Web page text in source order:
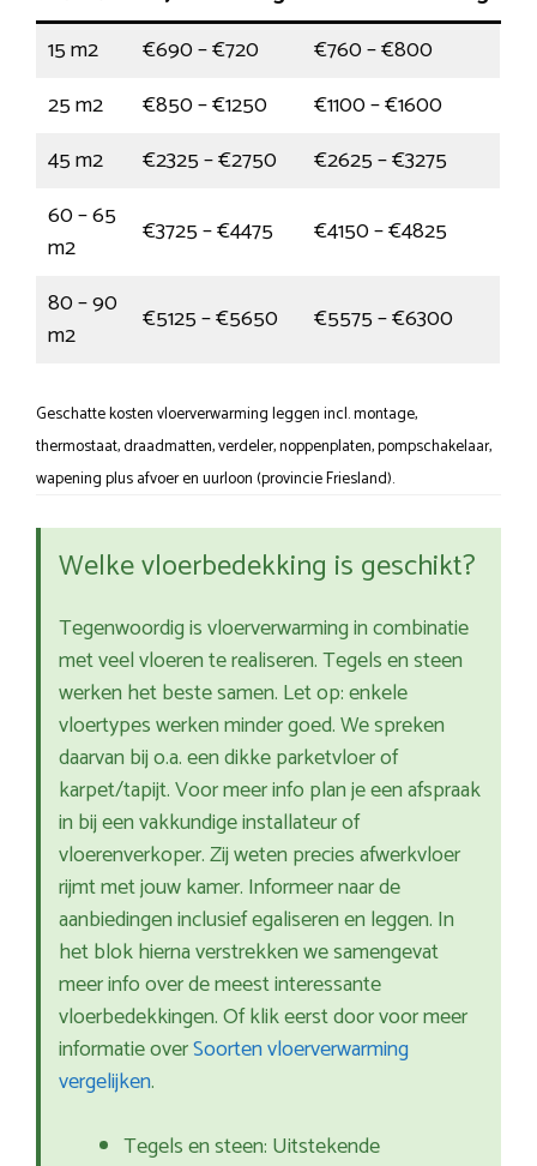
15 m2
€690 – €720
€760 – €800
25 m2
€850 – €1250
€1100 – €1600
45 m2
€2325 – €2750
€2625 – €3275
60 – 65
m2
€3725 – €4475
€4150 – €4825
80 – 90
m2
€5125 – €5650 €5575 – €6300
Geschatte kosten vloerverwarming leggen incl. montage,
thermostaat, draadmatten, verdeler, noppenplaten, pompschakelaar,
wapening plus afvoer en uurloon (provincie Friesland).
Welke vloerbedekking is geschikt?
Tegenwoordig is vloerverwarming in combinatie
met veel vloeren te realiseren. Tegels en steen
werken het beste samen. Let op: enkele
vloertypes werken minder goed. We spreken
daarvan bij o.a. een dikke parketvloer of
karpet/tapijt. Voor meer info plan je een afspraak
in bij een vakkundige installateur of
vloerenverkoper. Zij weten precies afwerkvloer
rijmt met jouw kamer. Informeer naar de
aanbiedingen inclusief egaliseren en leggen. In
het blok hierna verstrekken we samengevat
meer info over de meest interessante
vloerbedekkingen. Of klik eerst door voor meer
informatie overSoorten vloerverwarming
vergelijken.
Tegels en steen: Uitstekende